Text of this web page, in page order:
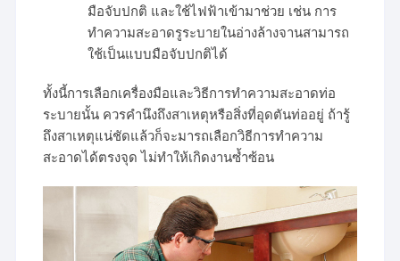
มือจับปกติ และใช้ไฟฟ้าเข้ามาช่วย เช่น การ
ทำความสะอาดรูระบายในอ่างล้างจานสามารถ
ใช้เป็นแบบมือจับปกติได้
ทั้งนี้การเลือกเครื่องมือและวิธีการทำความสะอาดท่อ
ระบายนั้น ควรคำนึงถึงสาเหตุหรือสิ่งที่อุดตันท่ออยู่ ถ้ารู้
ถึงสาเหตุแน่ชัดแล้วก็จะมารถเลือกวิธีการทำความ
สะอาดได้ตรงจุด ไม่ทำให้เกิดงานซ้ำซ้อน